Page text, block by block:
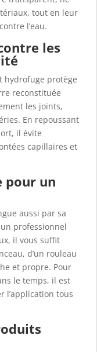
tout en leur
l’eau.
les
hydrofuge protège
reconstituée
les joints,
En repoussant
il évite
capillaires et
pour un
aussi par sa
professionnel
il vous suffit
d’un rouleau
et propre. Pour
le temps, il est
l’application tous